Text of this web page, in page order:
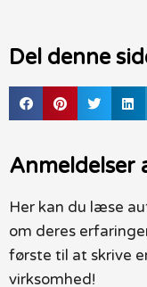
Del denne
Anmeldelser
Her kan du læse
om deres
første til at skrive
virksomhed!